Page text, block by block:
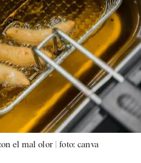
el mal olor | foto: canva